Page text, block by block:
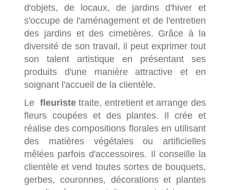
d'objets, de locaux, de jardins d'hiver et
s'occupe de l'aménagement et de l'entretien
des jardins et des cimetières. Grâce à la
diversité de son travail, il peut exprimer tout
son talent artistique en présentant ses
produits d'une manière attractive et en
soignant l'accueil de la clientèle.
Le fleuriste traite, entretient et arrange des
fleurs coupées et des plantes. Il crée et
réalise des compositions florales en utilisant
des matières végétales ou artificielles
mêlées parfois d'accessoires. Il conseille la
clientèle et vend toutes sortes de bouquets,
gerbes, couronnes, décorations et plantes